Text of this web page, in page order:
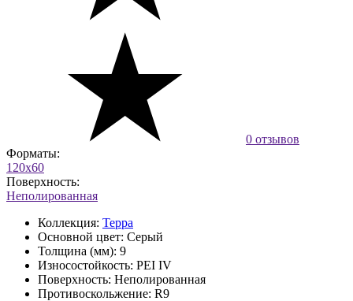
0 отзывов
Форматы:
120x60
Поверхность:
Неполированная
Коллекция: Терра
Основной цвет: Серый
Толщина (мм): 9
Износостойкость: PEI IV
Поверхность: Неполированная
Противоскольжение: R9